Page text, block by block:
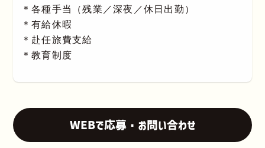
＊各種手当（残業／深夜／休日出勤）
＊有給休暇
＊赴任旅費支給
＊教育制度
WEBで応募・お問い合わせ